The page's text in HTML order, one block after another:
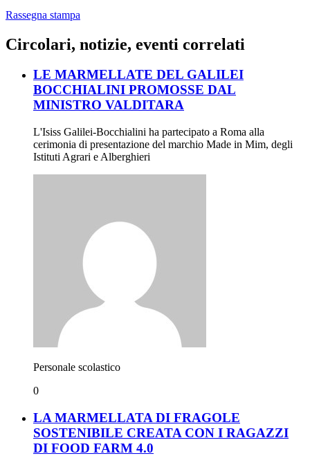
Rassegna stampa
Circolari, notizie, eventi correlati
LE MARMELLATE DEL GALILEI
BOCCHIALINI PROMOSSE DAL
MINISTRO VALDITARA
L'Isiss Galilei-Bocchialini ha partecipato a Roma alla
cerimonia di presentazione del marchio Made in Mim, degli
Istituti Agrari e Alberghieri
Personale scolastico
0
LA MARMELLATA DI FRAGOLE
SOSTENIBILE CREATA CON I RAGAZZI
DI FOOD FARM 4.0